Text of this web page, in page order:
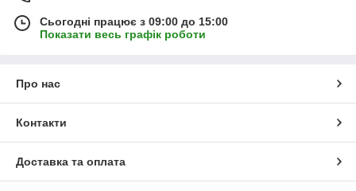
Сьогодні працює з 09:00 до 15:00
Показати весь графік роботи
Про нас
Контакти
Доставка та оплата